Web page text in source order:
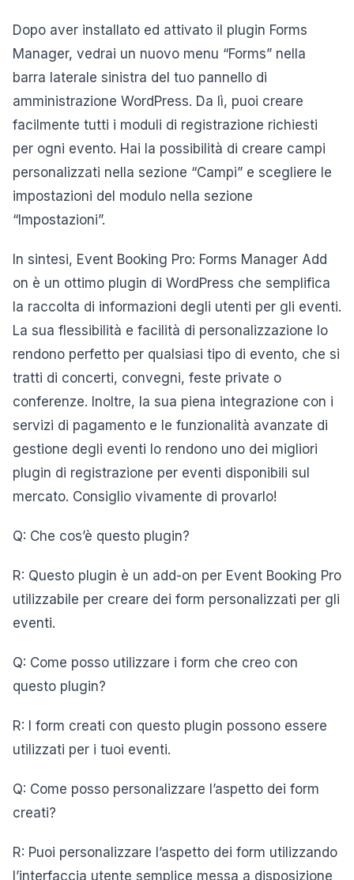
Dopo aver installato ed attivato il plugin Forms
Manager, vedrai un nuovo menu “Forms” nella
barra laterale sinistra del tuo pannello di
amministrazione WordPress. Da lì, puoi creare
facilmente tutti i moduli di registrazione richiesti
per ogni evento. Hai la possibilità di creare campi
personalizzati nella sezione “Campi” e scegliere le
impostazioni del modulo nella sezione
“Impostazioni”.
In sintesi, Event Booking Pro: Forms Manager Add
on è un ottimo plugin di WordPress che semplifica
la raccolta di informazioni degli utenti per gli eventi.
La sua flessibilità e facilità di personalizzazione lo
rendono perfetto per qualsiasi tipo di evento, che si
tratti di concerti, convegni, feste private o
conferenze. Inoltre, la sua piena integrazione con i
servizi di pagamento e le funzionalità avanzate di
gestione degli eventi lo rendono uno dei migliori
plugin di registrazione per eventi disponibili sul
mercato. Consiglio vivamente di provarlo!
Q: Che cos’è questo plugin?
R: Questo plugin è un add-on per Event Booking Pro
utilizzabile per creare dei form personalizzati per gli
eventi.
Q: Come posso utilizzare i form che creo con
questo plugin?
R: I form creati con questo plugin possono essere
utilizzati per i tuoi eventi.
Q: Come posso personalizzare l’aspetto dei form
creati?
R: Puoi personalizzare l’aspetto dei form utilizzando
l’interfaccia utente semplice messa a disposizione